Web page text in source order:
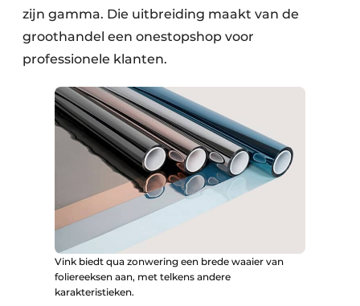
zijn gamma. Die uitbreiding maakt van de
groothandel een onestopshop voor
professionele klanten.
Vink biedt qua zonwering een brede waaier van
foliereeksen aan, met telkens andere
karakteristieken.